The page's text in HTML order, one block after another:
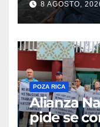
8 AGOSTO,
POZA RICA
Alianza
pide se